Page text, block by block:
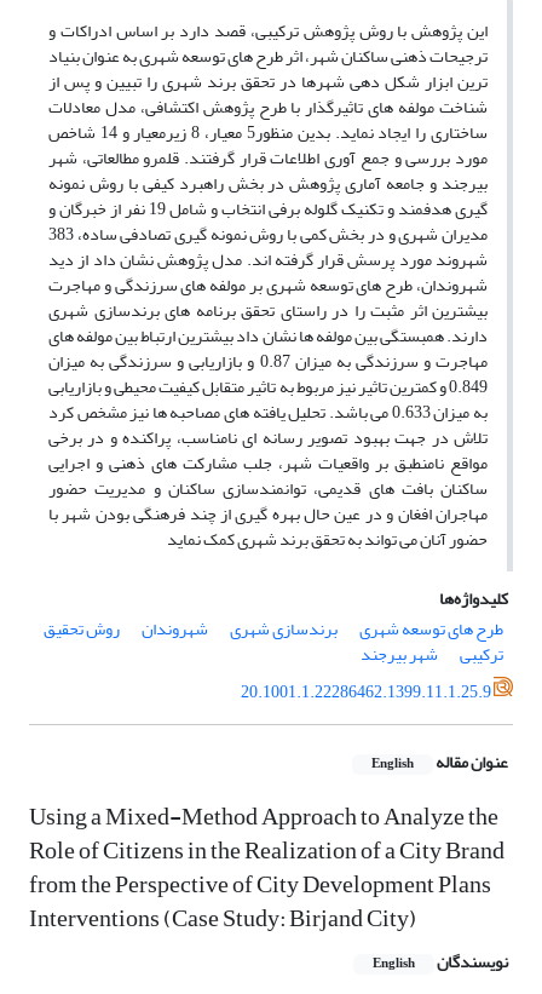
این پژوهش با روش پژوهش ترکیبی، قصد دارد بر اساس ادراکات و
ترجیحات ذهنی ساکنان شهر، اثر طرح های توسعه شهری به عنوان بنیاد
ترین ابزار شکل دهی شهرها در تحقق برند شهری را تبیین و پس از
شناخت مولفه های تاثیرگذار با طرح پژوهش اکتشافی، مدل معادلات
ساختاری را ایجاد نماید. بدین منظور5 معیار، 8 زیرمعیار و 14 شاخص
مورد بررسی و جمع آوری اطلاعات قرار گرفتند. قلمرو مطالعاتی، شهر
بیرجند و جامعه آماری پژوهش در بخش راهبرد کیفی با روش نمونه
گیری هدفمند و تکنیک گلوله برفی انتخاب و شامل 19 نفر از خبرگان و
مدیران شهری و در بخش کمی با روش نمونه گیری تصادفی ساده، 383
شهروند مورد پرسش قرار گرفته اند. مدل پژوهش نشان داد از دید
شهروندان، طرح های توسعه شهری بر مولفه های سرزندگی و مهاجرت
بیشترین اثر مثبت را در راستای تحقق برنامه های برندسازی شهری
دارند. همبستگی بین مولفه ها نشان داد بیشترین ارتباط بین مولفه های
مهاجرت و سرزندگی به میزان 0.87 و بازاریابی و سرزندگی به میزان
0.849 و کمترین تاثیر نیز مربوط به تاثیر متقابل کیفیت محیطی و بازاریابی
به میزان 0.633 می باشد. تحلیل یافته های مصاحبه ها نیز مشخص کرد
تلاش در جهت بهبود تصویر رسانه ای نامناسب، پراکنده و در برخی
مواقع نامنطبق بر واقعیات شهر، جلب مشارکت های ذهنی و اجرایی
ساکنان بافت های قدیمی، توانمندسازی ساکنان و مدیریت حضور
مهاجران افغان و در عین حال بهره گیری از چند فرهنگی بودن شهر با
حضور آنان می تواند به تحقق برند شهری کمک نماید
کلیدواژه‌ها
طرح های توسعه شهری
برندسازی شهری شهروندان روش تحقیق
ترکیبی
شهر بیرجند
20.1001.1.22286462.1399.11.1.25.9
عنوان مقاله English
Using a Mixed-Method Approach to Analyze the
Role of Citizens in the Realization of a City Brand
from the Perspective of City Development Plans
Interventions (Case Study: Birjand City)
نویسندگان English